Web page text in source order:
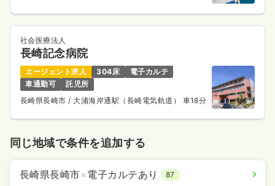
社会医療法人
長崎記念病院
エージェント求人 304床
電子カルテ
車通勤可
託児所
長崎県長崎市 / 大浦海岸通駅（長崎電気軌道） 車18分
同じ地域で条件を追加する
長崎県長崎市×電子カルテあり 87